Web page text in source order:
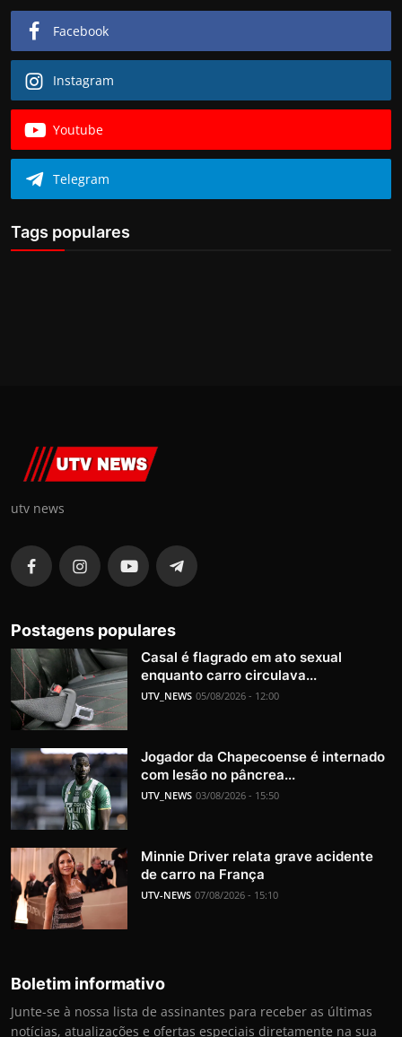
Facebook
Instagram
Youtube
Telegram
Tags populares
utv news
Postagens populares
Casal é flagrado em ato sexual
enquanto carro circulava...
UTV_NEWS 05/08/2026 - 12:00
Jogador da Chapecoense é internado
com lesão no pâncrea...
UTV_NEWS 03/08/2026 - 15:50
Minnie Driver relata grave acidente
de carro na França
UTV-NEWS 07/08/2026 - 15:10
Boletim informativo
Junte-se à nossa lista de assinantes para receber as últimas
notícias, atualizações e ofertas especiais diretamente na sua